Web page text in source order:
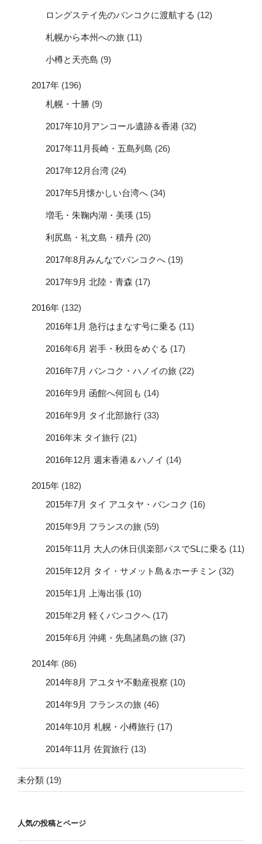
ロングステイ先のバンコクに渡航する (12)
札幌から本州への旅 (11)
小樽と天売島 (9)
2017年 (196)
札幌・十勝 (9)
2017年10月アンコール遺跡＆香港 (32)
2017年11月長崎・五島列島 (26)
2017年12月台湾 (24)
2017年5月懐かしい台湾へ (34)
増毛・朱鞠内湖・美瑛 (15)
利尻島・礼文島・積丹 (20)
2017年8月みんなでバンコクへ (19)
2017年9月 北陸・青森 (17)
2016年 (132)
2016年1月 急行はまなす号に乗る (11)
2016年6月 岩手・秋田をめぐる (17)
2016年7月 バンコク・ハノイの旅 (22)
2016年9月 函館へ何回も (14)
2016年9月 タイ北部旅行 (33)
2016年末 タイ旅行 (21)
2016年12月 週末香港＆ハノイ (14)
2015年 (182)
2015年7月 タイ アユタヤ・バンコク (16)
2015年9月 フランスの旅 (59)
2015年11月 大人の休日倶楽部パスでSLに乗る (11)
2015年12月 タイ・サメット島＆ホーチミン (32)
2015年1月 上海出張 (10)
2015年2月 軽くバンコクへ (17)
2015年6月 沖縄・先島諸島の旅 (37)
2014年 (86)
2014年8月 アユタヤ不動産視察 (10)
2014年9月 フランスの旅 (46)
2014年10月 札幌・小樽旅行 (17)
2014年11月 佐賀旅行 (13)
未分類 (19)
人気の投稿とページ